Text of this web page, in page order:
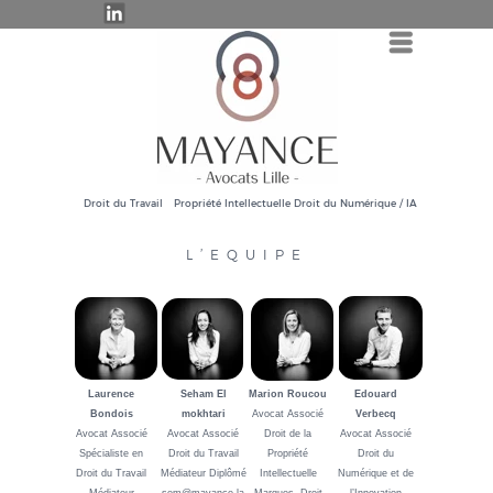
Menu
Droit du Travail Propriété Intellectuelle Droit du Numérique / IA
L’EQUIPE
Laurence
Bondois
Avocat Associé
Spécialiste en
Droit du Travail
Seham El
mokhtari
Avocat Associé
Droit du Travail
Médiateur Diplômé
Marion Roucou
Avocat Associé
Droit de la
Propriété
Intellectuelle
Edouard
Verbecq
Avocat Associé
Droit du
Numérique et de